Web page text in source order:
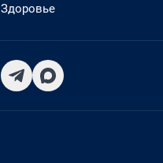
Здоровье